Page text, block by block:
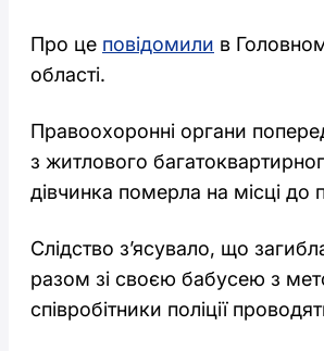
Про це повідомили в
області.
Правоохоронні органи
з житлового
дівчинка померла на місці до
Слідство з’ясувало, що
разом зі своєю бабусею з
співробітники поліції